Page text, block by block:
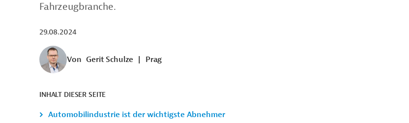
Fahrzeugbranche.
29.08.2024
Von Gerit Schulze Prag
INHALT DIESER SEITE
Automobilindustrie ist der wichtigste Abnehmer